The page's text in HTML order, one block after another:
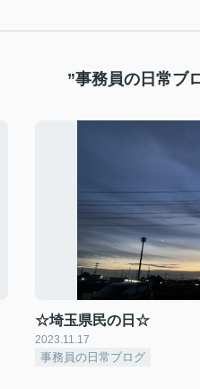
”事務員の日常ブ
☆埼玉県民の日☆
2023.11.17
事務員の日常ブログ